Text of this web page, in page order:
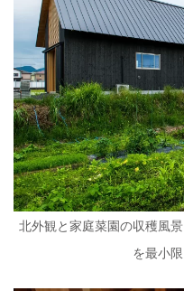
北外観と家庭菜園の収穫風
を最小